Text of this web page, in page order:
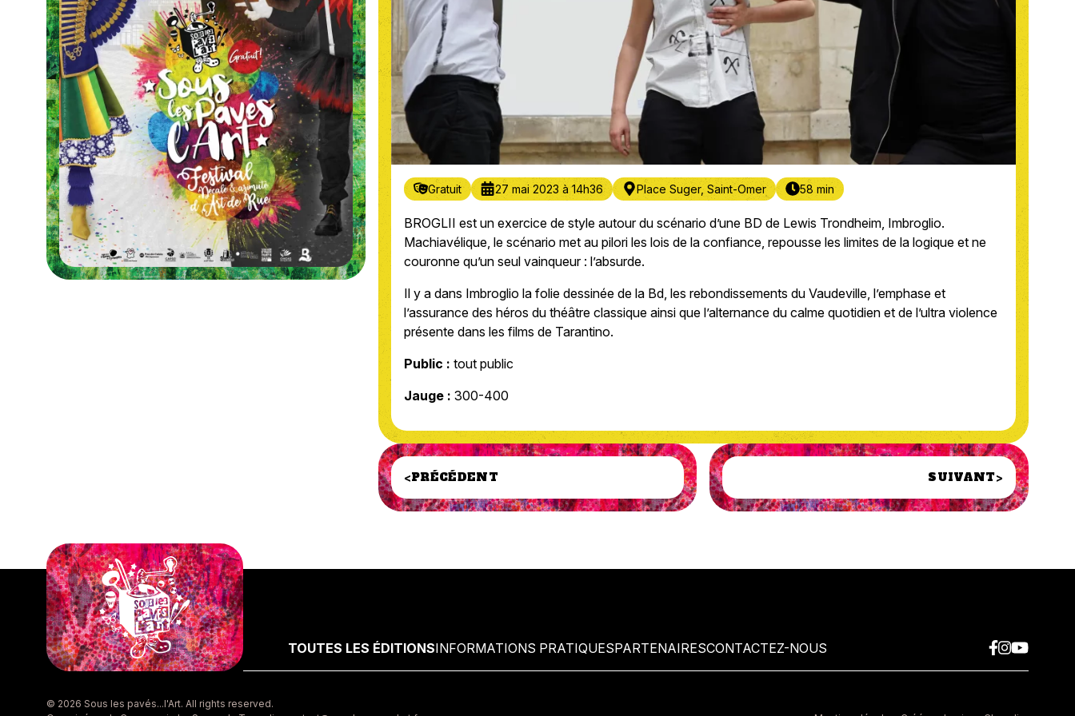
Gratuit 27 mai 2023 à 14h36 Place Suger, Saint-Omer 58 min
BROGLII est un exercice de style autour du scénario d’une BD de Lewis Trondheim, Imbroglio.
Machiavélique, le scénario met au pilori les lois de la confiance, repousse les limites de la logique et ne
couronne qu’un seul vainqueur : l’absurde.
Il y a dans Imbroglio la folie dessinée de la Bd, les rebondissements du Vaudeville, l’emphase et
l’assurance des héros du théâtre classique ainsi que l’alternance du calme quotidien et de l’ultra violence
présente dans les films de Tarantino.
Public : tout public
Jauge : 300-400
<PRÉCÉDENT SUIVANT>
TOUTES LES ÉDITIONSINFORMATIONS PRATIQUESPARTENAIRESCONTACTEZ-NOUS
© 2026 Sous les pavés...l'Art. All rights reserved.